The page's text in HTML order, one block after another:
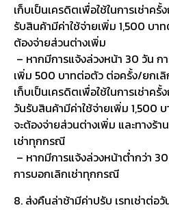
เก็บเป็นเครดิตเพื่อใช้ในการเช่าค
รับสินค้ามีค่าใช้จ่ายเพิ่ม 1,500 บา
ต้องจ่ายส่วนต่างเพิ่ม
– หากมีการแจ้งล่วงหน้า 30 วัน ก
เพิ่ม 500 บาทต่อตัว ต่อครั้ง/ยกเลิ
เก็บเป็นเครดิตเพื่อใช้ในการเช่าค
วันรับสินค้ามีค่าใช้จ่ายเพิ่ม 1,500
จะต้องจ่ายส่วนต่างเพิ่ม และทางร้
เช่าทุกกรณี
– หากมีการแจ้งล่วงหน้าต่ำกว่า
การบอกเลิกเช่าทุกกรณี
8. ส่งคืนล่าช้ามีค่าปรับ เรทเช่าต่